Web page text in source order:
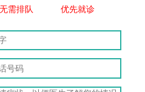
无需排队 优先就诊